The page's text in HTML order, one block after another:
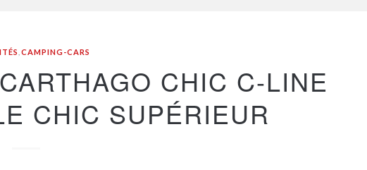
CAMPING-CARS
CHIC C-LINE
CHIC SUPÉRIEUR